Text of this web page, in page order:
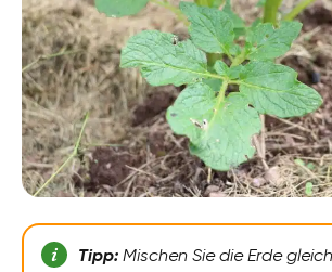
Tipp:Mischen Sie die Erde